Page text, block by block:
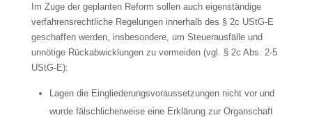
Im Zuge der geplanten Reform sollen auch eigenständige
verfahrensrechtliche Regelungen innerhalb des § 2c UStG-E
geschaffen werden, insbesondere, um Steuerausfälle und
unnötige Rückabwicklungen zu vermeiden (vgl. § 2c Abs. 2-5
UStG-E):
Lagen die Eingliederungsvoraussetzungen nicht vor und
wurde fälschlicherweise eine Erklärung zur Organschaft